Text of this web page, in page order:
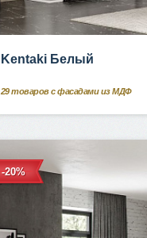
Kentaki Белый
29 товаров с фасадами из МДФ
-20%